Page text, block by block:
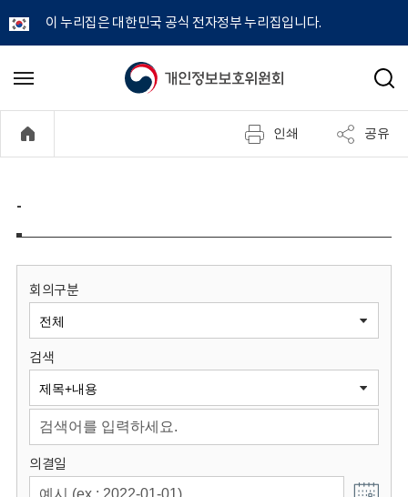
이 누리집은 대한민국 공식 전자정부 누리집입니다.
개
정
보
원
회
메
기
검
인쇄 공유
-
회의구분
검색
의결일